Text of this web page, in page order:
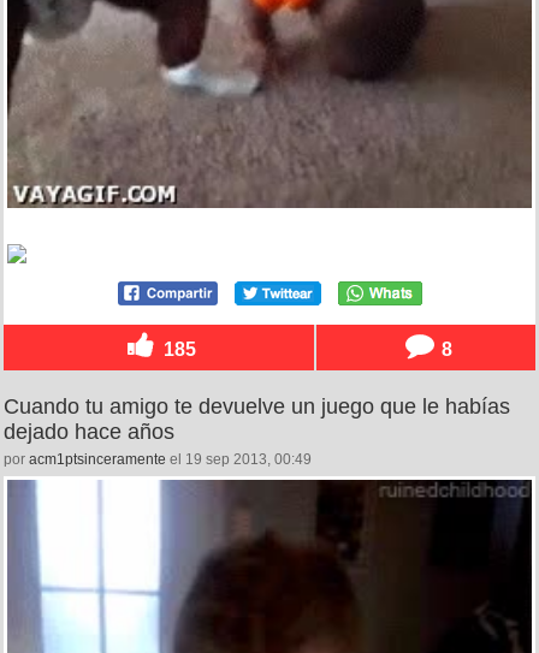
185 8
Cuando tu amigo te devuelve un juego que le habías
dejado hace años
por acm1ptsinceramente el 19 sep 2013, 00:49